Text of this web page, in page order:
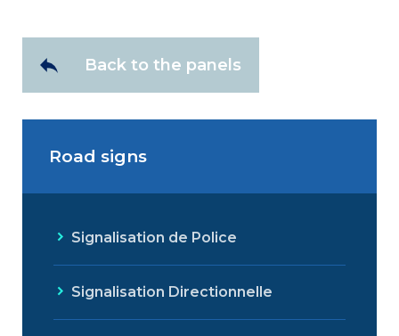
Back to the panels
Road signs
Signalisation de Police
Signalisation Directionnelle